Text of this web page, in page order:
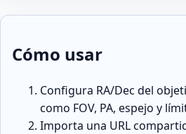
Cómo usar
Configura RA/Dec del
como FOV, PA, espejo y
Importa una URL